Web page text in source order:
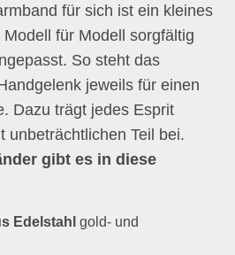
für sich ist ein kleines
für Modell sorgfältig
So steht das
jeweils für einen
Dazu trägt jedes Esprit
unbeträchtlichen Teil bei.
gibt es in diese
Edelstahl gold- und